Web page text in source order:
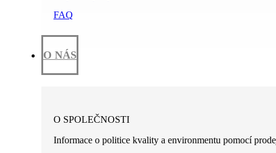
FAQ
O NÁS
O SPOLEČNOSTI
Informace o politice kvality a environmentu pomocí